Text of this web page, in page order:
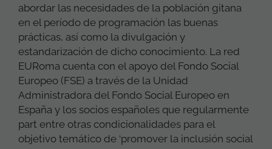
abordar las necesidades de la población gitana
en el período de programación las buenas
prácticas, así como la divulgación y
estandarización de dicho conocimiento. La red
EURoma cuenta con el apoyo del Fondo Social
Europeo (FSE) a través de la Unidad
Administradora del Fondo Social Europeo en
España y los socios españoles que regularmente
part entre otras condicionalidades para el
objetivo temático de ‘promover la inclusión social